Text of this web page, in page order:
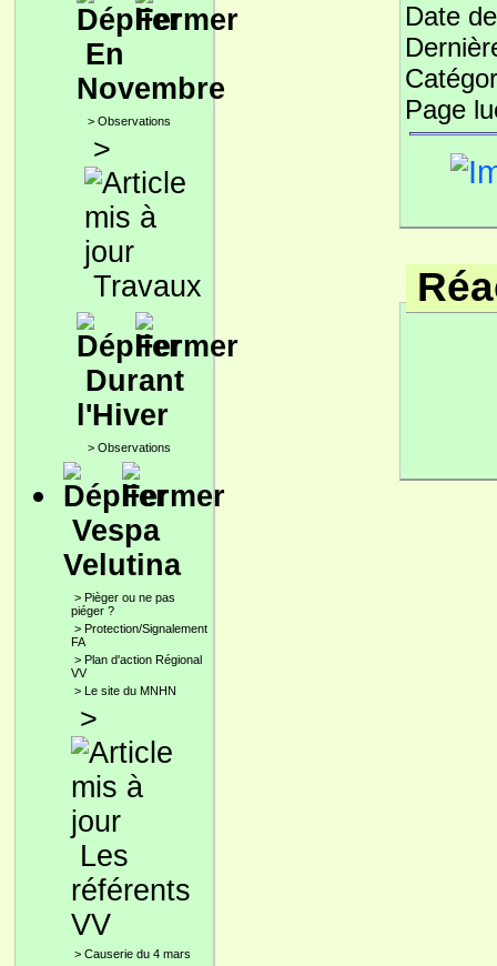
En
Novembre
> Observations
>
Travaux
Durant
l'Hiver
> Observations
Vespa
Velutina
> Pièger ou ne pas
piéger ?
> Protection/Signalement
FA
> Plan d'action Régional
VV
> Le site du MNHN
>
Les
référents
VV
> Causerie du 4 mars
Date
Page